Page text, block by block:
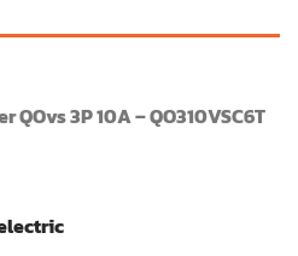
QOvs 3P 10A – QO310VSC6T